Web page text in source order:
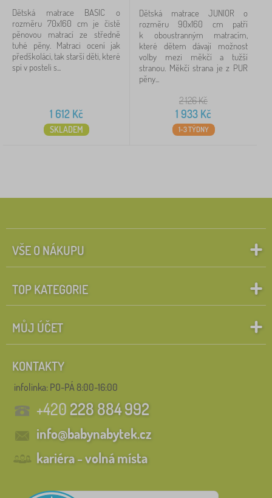
Dětská matrace BASIC o
rozměru 70x160 cm je čistě
pěnovou matrací ze středně
tuhé pěny. Matraci ocení jak
předškoláci, tak starší děti, které
spí v posteli s...
1 612Kč
SKLADEM
Dětská matrace JUNIOR o
rozměru 90x160 cm patří
k oboustranným matracím,
které dětem dávají možnost
volby mezi měkčí a tužší
stranou. Měkčí strana je z PUR
pěny...
2 126Kč
1 933 Kč
1-3 TÝDNY
VŠE O NÁKUPU
TOP KATEGORIE
MŮJ ÚČET
KONTAKTY
infolinka: PO-PÁ 8:00-16:00
+420228 884 992
info@babynabytek.cz
kariéra - volná místa